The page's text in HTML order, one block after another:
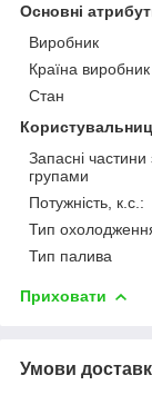
Основні
Виробник
Країна виробник
Стан
Запасні частини
групами
Потужність, к.с.:
Тип
Тип палива
Приховати
Умови